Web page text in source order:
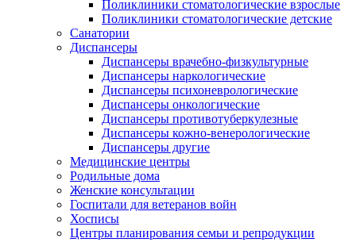
Поликлиники стоматологические взрослые
Поликлиники стоматологические детские
Санатории
Диспансеры
Диспансеры врачебно-физкультурные
Диспансеры наркологические
Диспансеры психоневрологические
Диспансеры онкологические
Диспансеры противотуберкулезные
Диспансеры кожно-венерологические
Диспансеры другие
Медицинские центры
Родильные дома
Женские консультации
Госпитали для ветеранов войн
Хосписы
Центры планирования семьи и репродукции